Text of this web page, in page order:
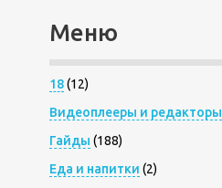
Меню
18(12)
Видеоплееры и редакторы
Гайды (188)
Еда и напитки (2)